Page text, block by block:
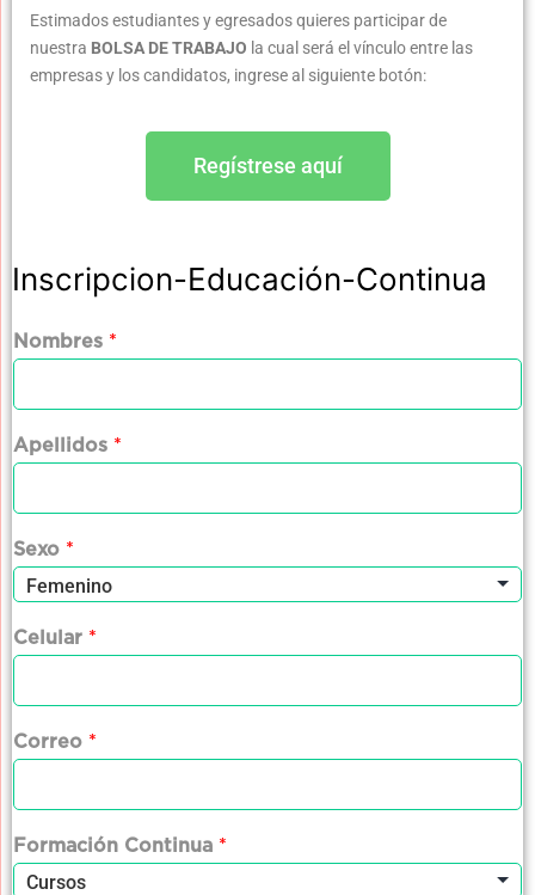
Estimados estudiantes y egresados quieres participar de
nuestra BOLSA DE TRABAJO la cual será el vínculo entre las
empresas y los candidatos, ingrese al siguiente botón:
Regístrese aquí
Inscripcion-Educación-Continua
Nombres *
Apellidos *
Sexo *
Celular *
Correo *
Formación Continua *